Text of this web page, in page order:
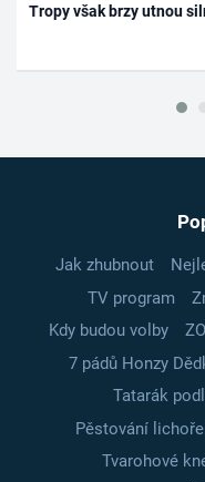
Tropy však brzy utnou
Jak zhubnout
TV program
Kdy budou volby
7 pádů Honzy
Tatarák
Pěstování
Tvarohové